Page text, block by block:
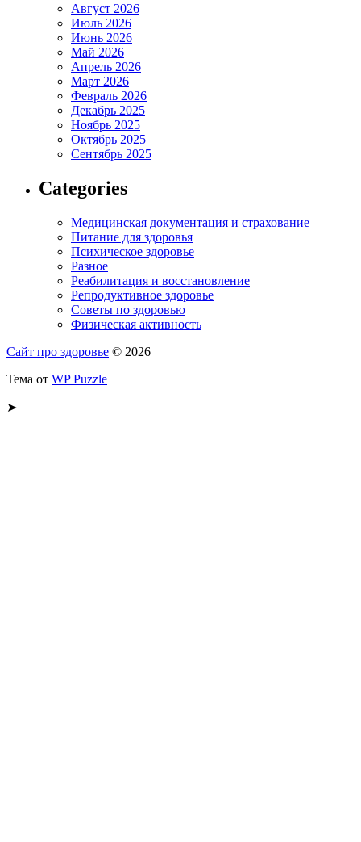
Август 2026
Июль 2026
Июнь 2026
Май 2026
Апрель 2026
Март 2026
Февраль 2026
Декабрь 2025
Ноябрь 2025
Октябрь 2025
Сентябрь 2025
Categories
Медицинская документация и страхование
Питание для здоровья
Психическое здоровье
Разное
Реабилитация и восстановление
Репродуктивное здоровье
Советы по здоровью
Физическая активность
Сайт про здоровье © 2026
Тема от WP Puzzle
➤